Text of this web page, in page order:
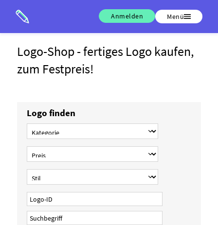
Anmelden Menü
Logo-Shop - fertiges Logo kaufen,
zum Festpreis!
Logo finden